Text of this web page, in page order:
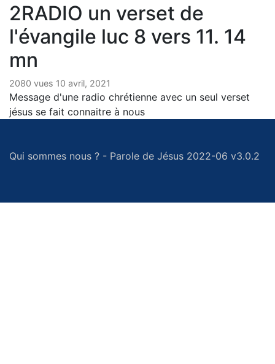
2RADIO un verset de
l'évangile luc 8 vers 11. 14
mn
2080 vues 10 avril, 2021
Message d'une radio chrétienne avec un seul verset
jésus se fait connaitre à nous
Qui sommes nous ? - Parole de Jésus 2022-06 v3.0.2